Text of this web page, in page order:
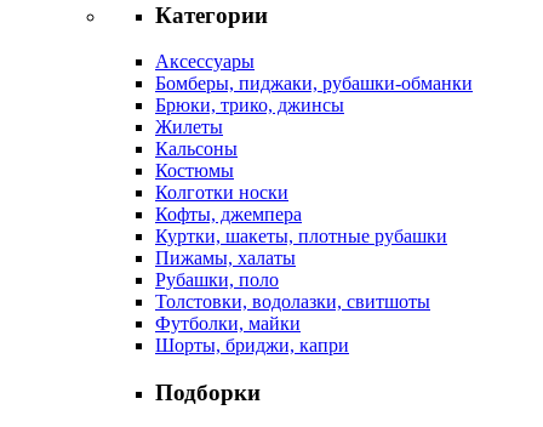
Категории
Аксессуары
Бомберы, пиджаки, рубашки-обманки
Брюки, трико, джинсы
Жилеты
Кальсоны
Костюмы
Колготки носки
Кофты, джемпера
Куртки, шакеты, плотные рубашки
Пижамы, халаты
Рубашки, поло
Толстовки, водолазки, свитшоты
Футболки, майки
Шорты, бриджи, капри
Подборки